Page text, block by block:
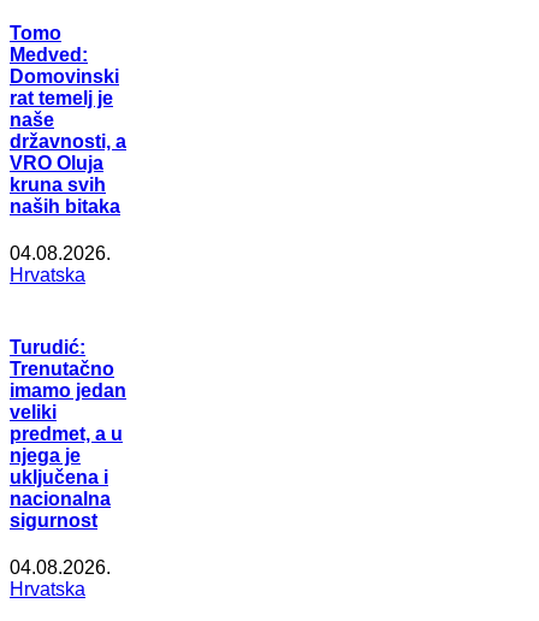
Tomo
Medved:
Domovinski
rat temelj je
naše
državnosti, a
VRO Oluja
kruna svih
naših bitaka
04.08.2026.
Hrvatska
Turudić:
Trenutačno
imamo jedan
veliki
predmet, a u
njega je
uključena i
nacionalna
sigurnost
04.08.2026.
Hrvatska